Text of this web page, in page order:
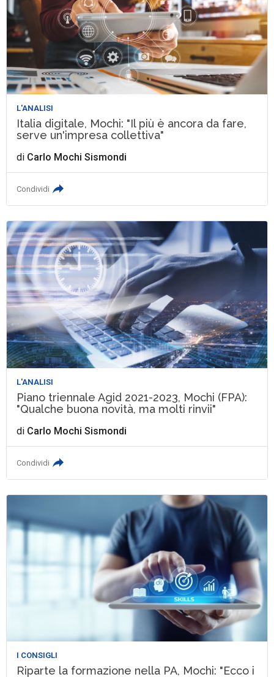
L'ANALISI
Italia digitale, Mochi: "Il più è ancora da fare,
serve un'impresa collettiva"
di Carlo Mochi Sismondi
Condividi
L'ANALISI
Piano triennale Agid 2021-2023, Mochi (FPA):
"Qualche buona novità, ma molti rinvii"
di Carlo Mochi Sismondi
Condividi
I CONSIGLI
Riparte la formazione nella PA, Mochi: "Ecco i